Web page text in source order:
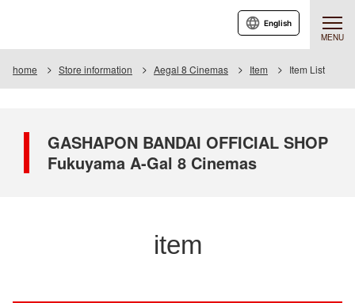
MENU
English
home Store information Aegal 8 Cinemas Item Item List
GASHAPON BANDAI OFFICIAL SHOP
Fukuyama A-Gal 8 Cinemas
item